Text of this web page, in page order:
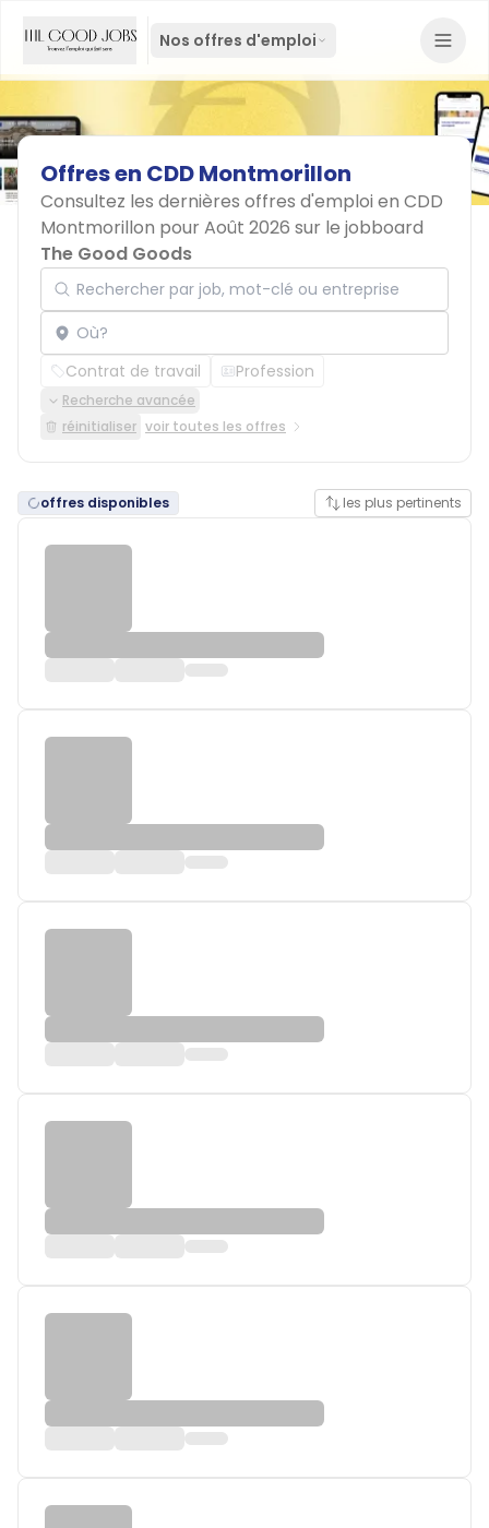
Nos offres d'emploi
Offresen CDDMontmorillon
Consultez les dernières offres d'emploi en CDD
Montmorillon pour Août 2026 sur le jobboard
The Good Goods
Rechercher par job, mot-clé ou entreprise
Localisation
Contrat de travail Profession
Recherche avancée
réinitialiser voir toutes les offres
offres disponibles les plus pertinents